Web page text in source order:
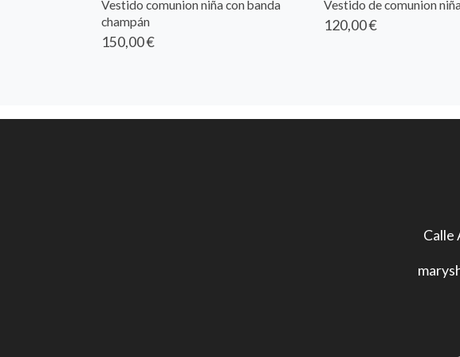
Vestido comunion niña con banda
champán
150,00 €
Vestido de comunion
120,00 €
Calle